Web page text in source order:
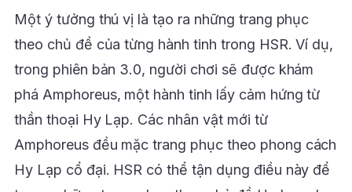
Một ý tưởng thú vị là tạo ra những trang phục
theo chủ đề của từng hành tinh trong HSR. Ví dụ,
trong phiên bản 3.0, người chơi sẽ được khám
phá Amphoreus, một hành tinh lấy cảm hứng từ
thần thoại Hy Lạp. Các nhân vật mới từ
Amphoreus đều mặc trang phục theo phong cách
Hy Lạp cổ đại. HSR có thể tận dụng điều này để